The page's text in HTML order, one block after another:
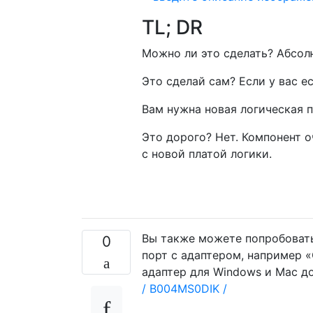
TL; DR
Можно ли это сделать?
Это сделай сам? Если у вас
Вам нужна новая логическая
Это дорого? Нет. Компонент
с новой платой логики.
0
Вы также можете
порт с адаптером, например
адаптер для Windows и Mac
/ B004MS0DIK /